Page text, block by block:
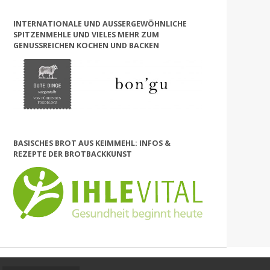
INTERNATIONALE UND AUSSERGEWÖHNLICHE S
PITZENMEHLE UND VIELES MEHR ZUM G
ENUSSREICHEN KOCHEN UND BACKEN
BASISCHES BROT AUS KEIMMEHL: INFOS &
REZEPTE DER BROTBACKKUNST